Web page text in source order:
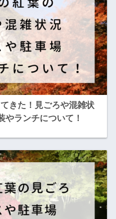
きた！見ごろや混雑状
やランチについて！